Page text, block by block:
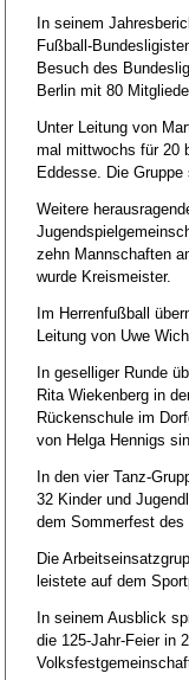
In seinem
Fußball-
Besuch des
Berlin mit 80
Unter Leitung von
mal mittwochs für 20
Eddesse. Die Gruppe
Weitere
zehn Mannschaften
wurde Kreismeister.
Im Herrenfußball
Leitung von Uwe
In geselliger Runde
Rita Wiekenberg in
Rückenschule im
von Helga Hennigs
In den vier Tanz-
32 Kinder und
dem Sommerfest des
Die
leistete auf dem
In seinem Ausblick
die 125-Jahr-Feier in